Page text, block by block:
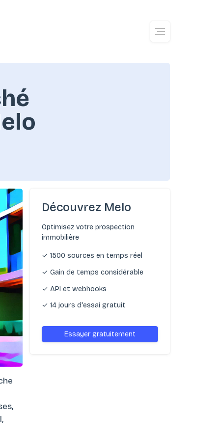
Découvrez Melo
Optimisez votre prospection
immobilière
✓ 1500 sources en temps réel
✓ Gain de temps considérable
✓ API et webhooks
✓ 14 jours d'essai gratuit
Essayer gratuitement